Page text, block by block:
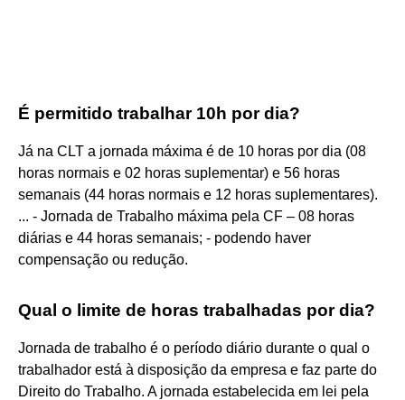
É permitido trabalhar 10h por dia?
Já na CLT a jornada máxima é de 10 horas por dia (08
horas normais e 02 horas suplementar) e 56 horas
semanais (44 horas normais e 12 horas suplementares).
... - Jornada de Trabalho máxima pela CF – 08 horas
diárias e 44 horas semanais; - podendo haver
compensação ou redução.
Qual o limite de horas trabalhadas por dia?
Jornada de trabalho é o período diário durante o qual o
trabalhador está à disposição da empresa e faz parte do
Direito do Trabalho. A jornada estabelecida em lei pela